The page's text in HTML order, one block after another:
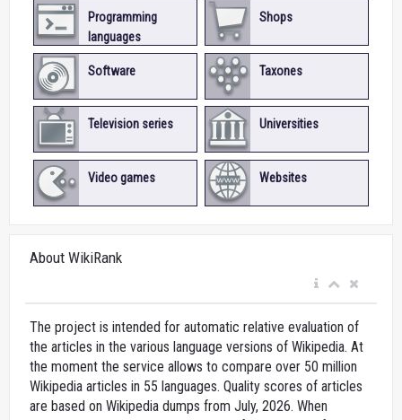
Programming
languages
Shops
Software Taxones
Television series Universities
Video games Websites
About WikiRank
The project is intended for automatic relative evaluation of
the articles in the various language versions of Wikipedia. At
the moment the service allows to compare over 50 million
Wikipedia articles in 55 languages. Quality scores of articles
are based on Wikipedia dumps from July, 2026. When